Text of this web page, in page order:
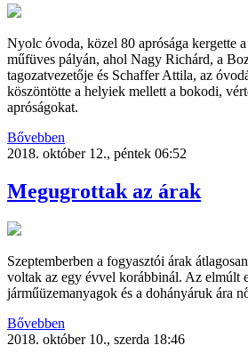
Nyolc óvoda, közel 80 aprósága kergette
műfüves pályán, ahol Nagy Richárd, a
tagozatvezetője és Schaffer Attila, az
köszöntötte a helyiek mellett a bokodi,
apróságokat.
Bővebben
2018. október 12., péntek 06:52
Megugrottak az árak
Szeptemberben a fogyasztói árak
voltak az egy évvel korábbinál. Az elmúlt
járműüzemanyagok és a dohányáruk ára
Bővebben
2018. október 10., szerda 18:46